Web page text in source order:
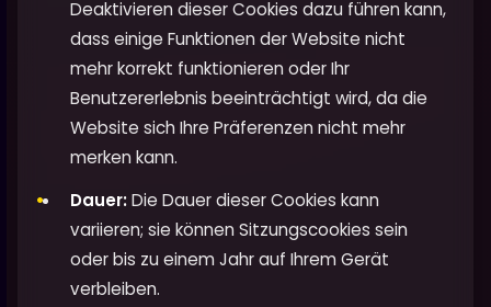
Deaktivieren dieser Cookies dazu führen kann,
dass einige Funktionen der Website nicht
mehr korrekt funktionieren oder Ihr
Benutzererlebnis beeinträchtigt wird, da die
Website sich Ihre Präferenzen nicht mehr
merken kann.
Dauer:Die Dauer dieser Cookies kann
variieren; sie können Sitzungscookies sein
oder bis zu einem Jahr auf Ihrem Gerät
verbleiben.